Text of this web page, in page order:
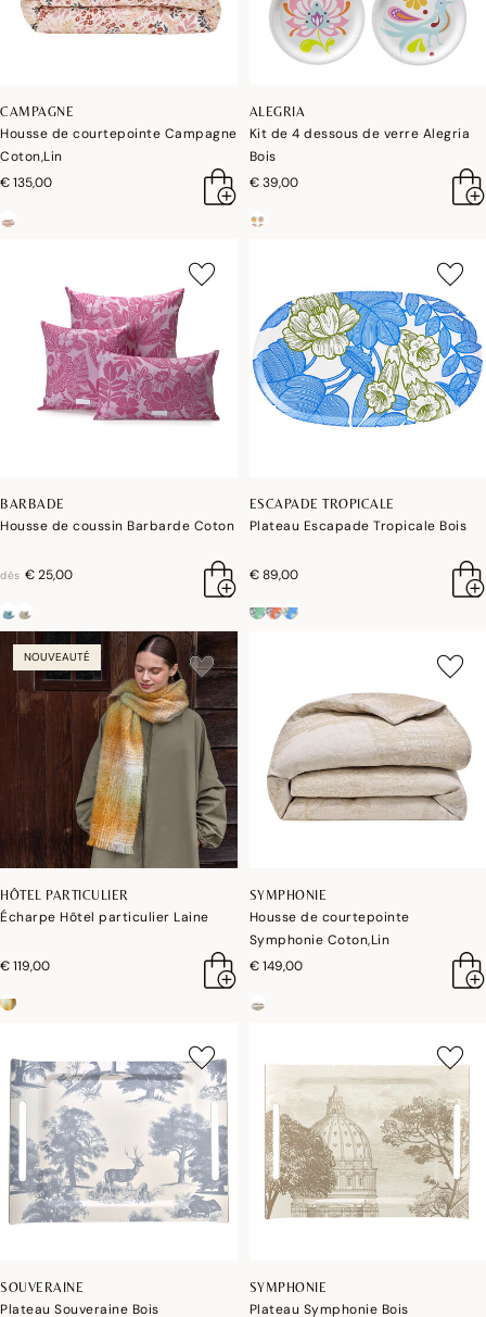
CAMPAGNE
Housse de courtepointe Campagne
Coton,Lin
€ 135,00
ALEGRIA
Kit de 4 dessous de verre Alegria
Bois
€ 39,00
BARBADE
Housse de coussin Barbarde Coton
dès € 25,00
ESCAPADE TROPICALE
Plateau Escapade Tropicale Bois
€ 89,00
NOUVEAUTÉ
HÔTEL PARTICULIER
Écharpe Hôtel particulier Laine
€ 119,00
SYMPHONIE
Housse de courtepointe
Symphonie Coton,Lin
€ 149,00
SOUVERAINE
Plateau Souveraine Bois
SYMPHONIE
Plateau Symphonie Bois